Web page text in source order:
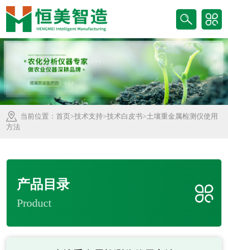
当前位置： 首页 >技术支持>技术白皮书>土壤重金属检测仪使用
方法
产品目录
Product